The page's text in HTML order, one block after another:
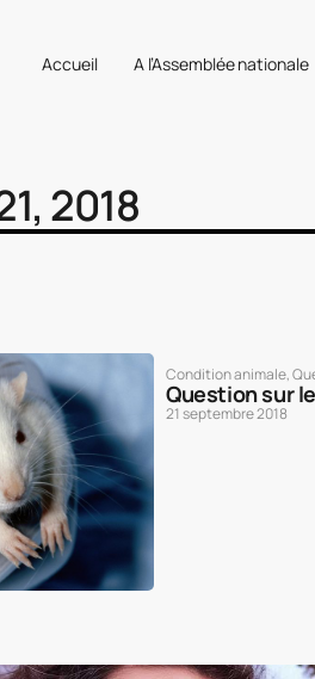
Accueil A l’Assemblée nationale
2018
Condition animale,
Question sur
21 septembre 2018